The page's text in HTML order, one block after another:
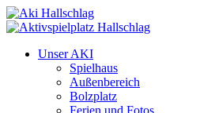
Unser AKI
Spielhaus
Außenbereich
Bolzplatz
Ferien und Fotos